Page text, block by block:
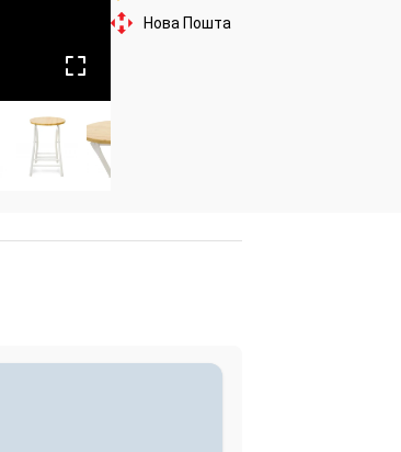
Нова Пошта